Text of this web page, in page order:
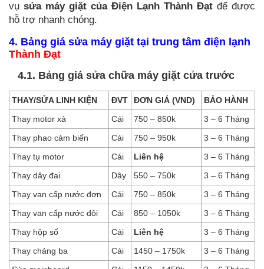
vụ sửa máy giặt của Điện Lạnh Thành Đạt để được
hỗ trợ nhanh chóng.
4. Bảng giá sửa máy giặt tại trung tâm điện lạnh
Thành Đạt
4.1. Bảng giá sửa chữa máy giặt cửa trước
THAY/SỬA LINH KIỆN ĐVT ĐƠN GIÁ (VND)
BẢO HÀNH
Thay motor xả
Cái 750 – 850k
3 – 6 Tháng
Thay phao cảm biến
Cái 750 – 950k
3 – 6 Tháng
Thay tụ motor
Cái Liên hệ
3 – 6 Tháng
Thay dây đai
Dây 550 – 750k
3 – 6 Tháng
Thay van cấp nước đơn
Cái 750 – 850k
3 – 6 Tháng
Thay van cấp nước đôi
Cái 850 – 1050k
3 – 6 Tháng
Thay hộp số
Cái Liên hệ
3 – 6 Tháng
Thay chảng ba
Cái 1450 – 1750k
3 – 6 Tháng